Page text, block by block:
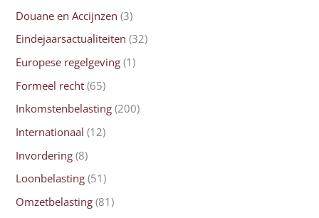
Douane en Accijnzen (3)
Eindejaarsactualiteiten (32)
Europese regelgeving (1)
Formeel recht (65)
Inkomstenbelasting (200)
Internationaal (12)
Invordering (8)
Loonbelasting (51)
Omzetbelasting (81)